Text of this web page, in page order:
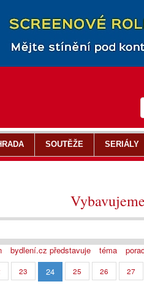
bydlení.cz představuje téma
23 24 25 26 27
SOUTĚŽE SERIÁLY